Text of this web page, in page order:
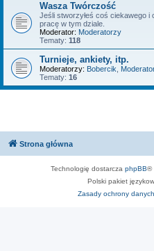
Wasza Twórczość
Jeśli stworzyłeś coś ciekawego
pracę w tym dziale.
Moderator: Moderatorzy
Tematy: 118
Turnieje, ankiety, itp.
Moderatorzy: Bobercik
Tematy: 16
Strona główna
Technologię dostarcza phpBB®
Polski pakiet
Zasady ochrony